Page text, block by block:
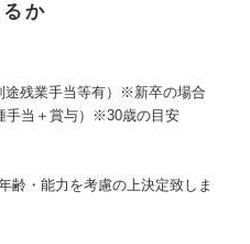
か
途残業手当等有）※新卒の場合
手当＋賞与）※30歳の目安
齢・能力を考慮の上決定致しま